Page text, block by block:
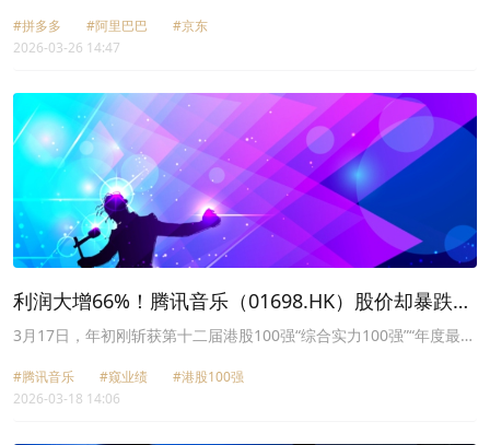
（09988.HK）与京东（09618.HK），公布了表现各有差异的2025年
12月财季答卷。
#拼多多 #阿里巴巴
#京东
2026-03-26 14:47
利润大增66%！腾讯音乐（01698.HK）股价却暴跌，
投资者因何不买账？
3月17日，年初刚斩获第十二届港股100强“综合实力100强”“年度最具
第四季度及全年财报。
#腾讯音乐 #窥业绩
#港股100强
2026-03-18 14:06